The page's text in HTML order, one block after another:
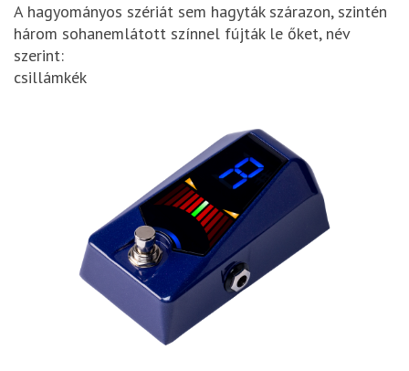
A hagyományos szériát sem hagyták szárazon, szintén
három sohanemlátott színnel fújták le őket, név
szerint:
csillámkék